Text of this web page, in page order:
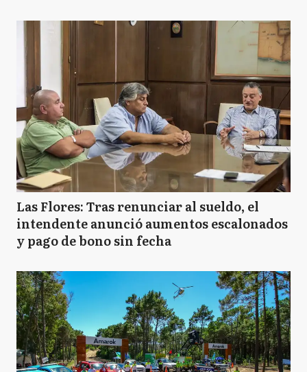
Las Flores: Tras renunciar al sueldo, el
intendente anunció aumentos escalonados
y pago de bono sin fecha